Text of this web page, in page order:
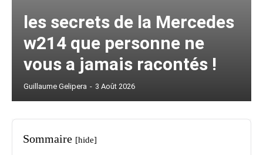
les secrets de la Mercedes
w214 que personne ne
vous a jamais racontés !
Guillaume Gelipera - 3 Août 2026
Sommaire [hide]